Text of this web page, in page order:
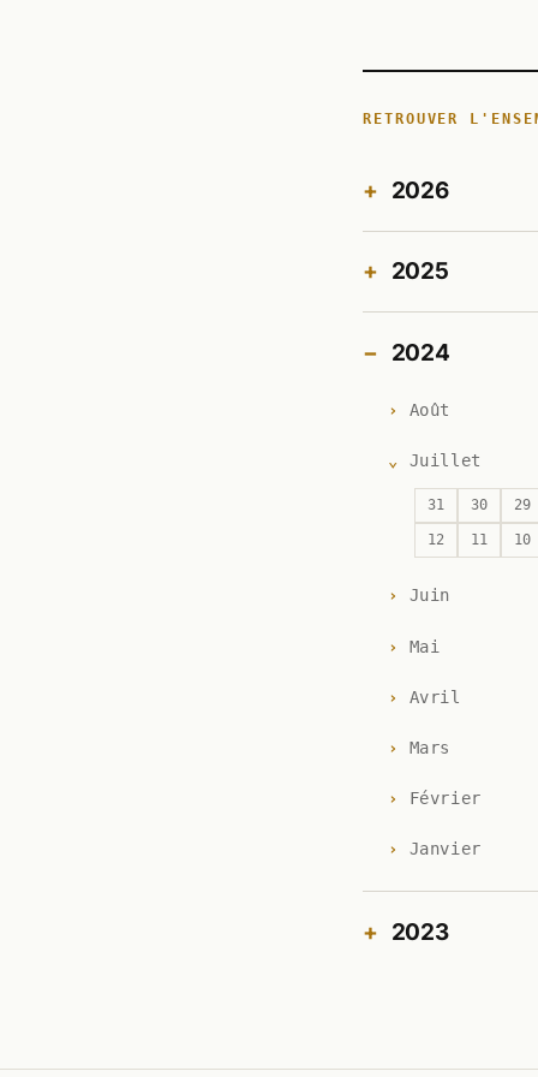
RETROUVER
2026
2025
2024
Août
Juillet
31 30 29
12 11 10
Juin
Mai
Avril
Mars
Février
Janvier
2023